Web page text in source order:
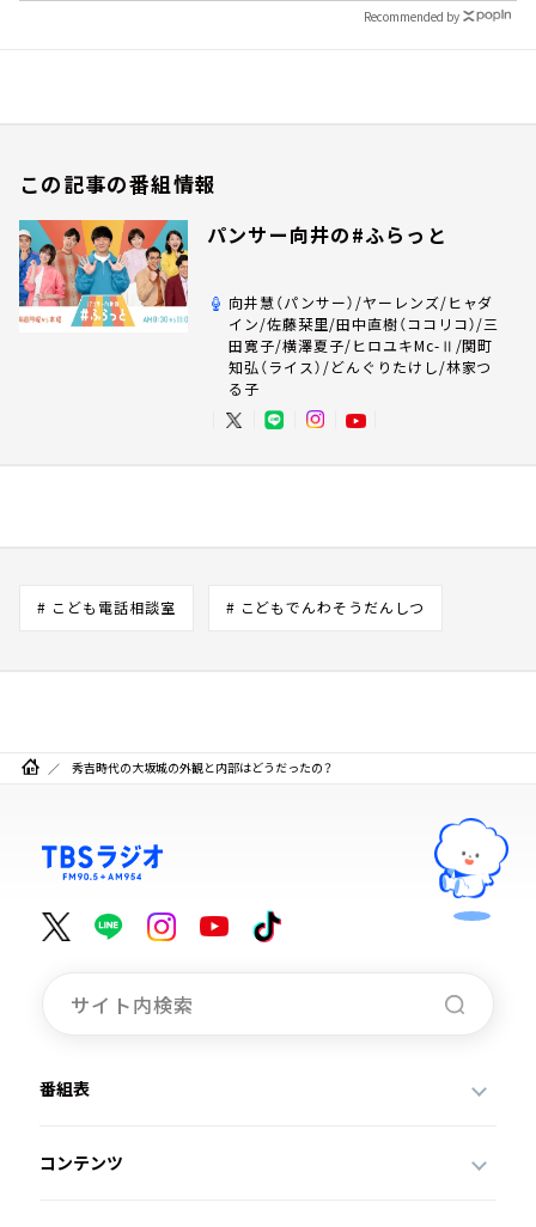
Recommended by
この記事の番組情報
パンサー向井の#ふらっと
向井慧（パンサー）/ヤーレンズ/ヒャダ
イン/佐藤栞里/田中直樹（ココリコ）/三
田寛子/横澤夏子/ヒロユキMc-Ⅱ/関町
知弘（ライス）/どんぐりたけし/林家つ
る子
# こども電話相談室 # こどもでんわそうだんしつ
秀吉時代の大坂城の外観と内部はどうだったの？
番組表
コンテンツ